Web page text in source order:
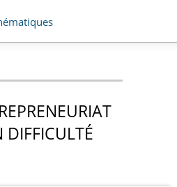
DIFFICULTÉ